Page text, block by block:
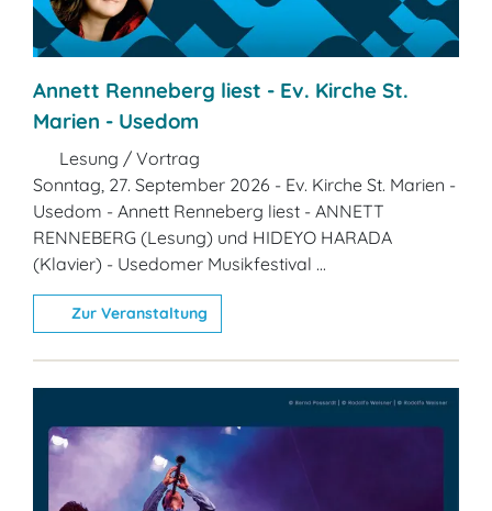
Annett Renneberg liest - Ev. Kirche St.
Marien - Usedom
Lesung / Vortrag
Sonntag, 27. September 2026 - Ev. Kirche St. Marien -
Usedom - Annett Renneberg liest - ANNETT
RENNEBERG (Lesung) und HIDEYO HARADA
(Klavier) - Usedomer Musikfestival ...
Zur Veranstaltung